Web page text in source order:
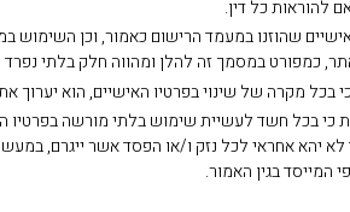
להוראות כל דין.
שהוזנו במעמד הרישום כאמור, וכן
כמפורט במסמך זה להלן ומהווה חלק בלתי
כי בכל חשד לעשיית שימוש בלתי מורשה בפרטיו
לא יהא אחראי לכל נזק ו/או הפסד אשר ייגרם,
המייסד בגין האמור.